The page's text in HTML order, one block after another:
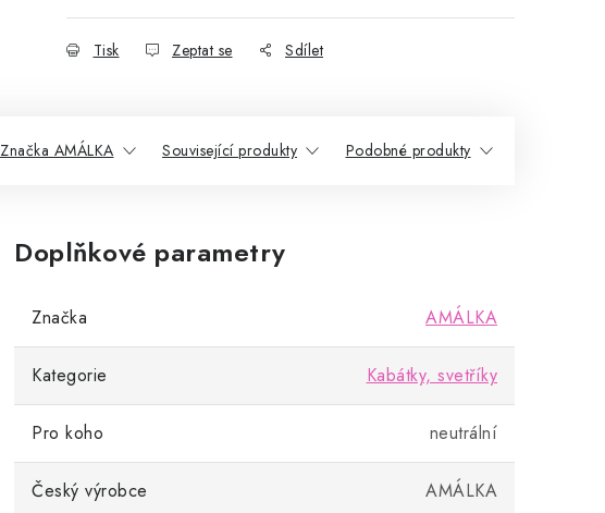
Tisk Zeptat se Sdílet
Značka AMÁLKA Související produkty Podobné produkty
Doplňkové parametry
Značka AMÁLKA
Kategorie Kabátky, svetříky
Pro koho neutrální
Český výrobce AMÁLKA